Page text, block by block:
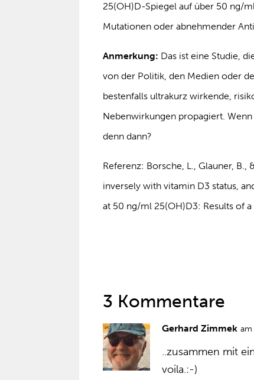
25(OH)D-Spiegel auf über 50 ng/
Mutationen oder abnehmender
Anmerkung: Das ist eine Studie,
von der Politik, den Medien oder
bestenfalls ultrakurz wirkende,
Nebenwirkungen propagiert.
denn dann?
Referenz: Borsche, L., Glauner,
inversely with vitamin D3 status,
at 50 ng/ml 25(OH)D3: Results of
3 Kommentare
Gerhard Zimmek
..zusammen mit
voila.:-)